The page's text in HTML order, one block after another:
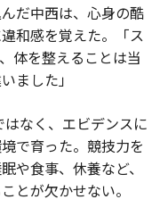
だ中西は、心身の酷
和感を覚えた。「ス
体を整えることは当
ました」
なく、エビデンスに
で育った。競技力を
や食事、休養など、
とが欠かせない。